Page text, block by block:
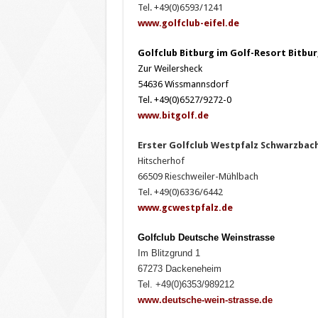
Tel. +49(0)6593/1241
www.golfclub-eifel.de
Golfclub Bitburg im Golf-Resort
Zur Weilersheck
54636 Wissmannsdorf
Tel. +49(0)6527/9272-0
www.bitgolf.de
Erster Golfclub Westpfalz
Hitscherhof
66509 Rieschweiler-Mühlbach
Tel. +49(0)6336/6442
www.gcwestpfalz.de
Golfclub Deutsche Weinstrasse
Im Blitzgrund 1
67273 Dackeneheim
Tel. +49(0)6353/989212
www.deutsche-wein-strasse.de